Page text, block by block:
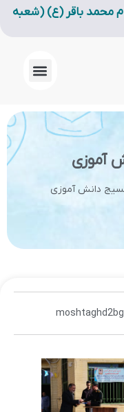
محمد باقر (ع) (شعبه
آموزی
بسیج دانش آموزی